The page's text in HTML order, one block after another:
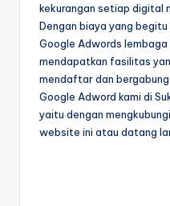
kekurangan setiap digital
Dengan biaya yang
Google Adwords lembaga
mendapatkan fasilitas
mendaftar dan
Google Adword kami di
yaitu dengan
website ini atau datang